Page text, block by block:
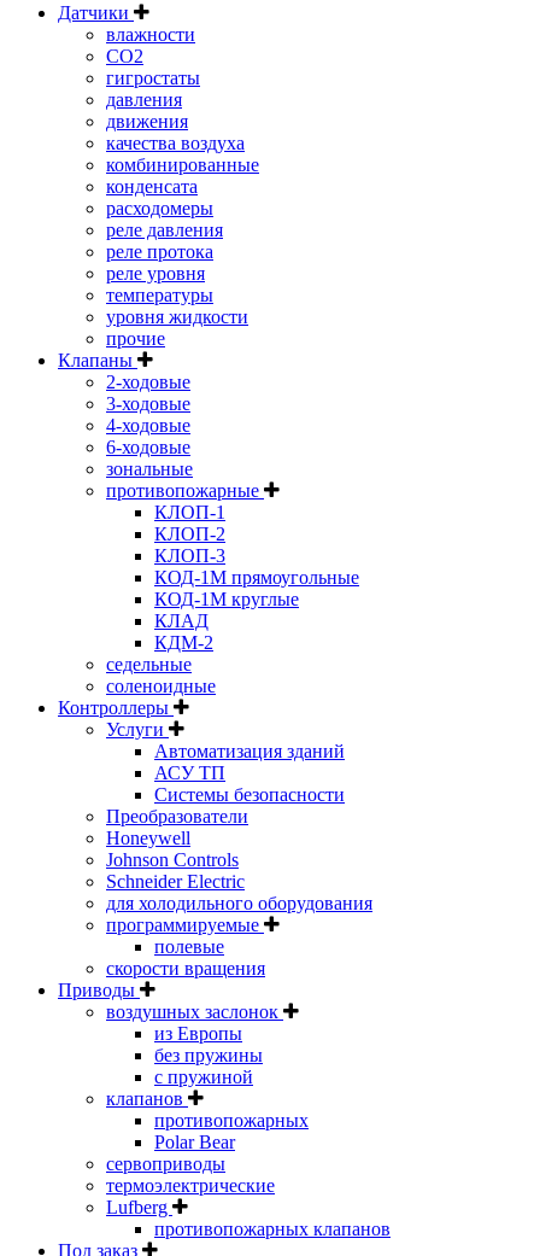
Датчики
влажности
CO2
гигростаты
давления
движения
качества воздуха
комбинированные
конденсата
расходомеры
реле давления
реле протока
реле уровня
температуры
уровня жидкости
прочие
Клапаны
2-ходовые
3-ходовые
4-ходовые
6-ходовые
зональные
противопожарные
КЛОП-1
КЛОП-2
КЛОП-3
КОД-1М прямоугольные
КОД-1М круглые
КЛАД
КДМ-2
седельные
соленоидные
Контроллеры
Услуги
Автоматизация зданий
АСУ ТП
Системы безопасности
Преобразователи
Honeywell
Johnson Controls
Schneider Electric
для холодильного оборудования
программируемые
полевые
скорости вращения
Приводы
воздушных заслонок
из Европы
без пружины
с пружиной
клапанов
противопожарных
Polar Bear
сервоприводы
термоэлектрические
Lufberg
противопожарных клапанов
Под заказ